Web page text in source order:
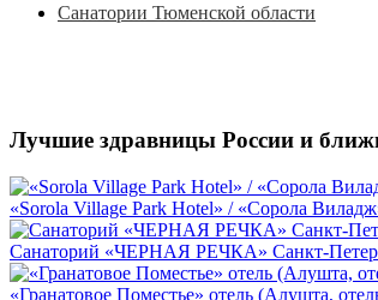
Санатории Тюменской области
Лучшие здравницы России и
«Sorola Village Park Hotel» / «Сорола
Санаторий «ЧЕРНАЯ РЕЧКА» Санкт-
«Гранатовое Поместье» отель (Алушта,